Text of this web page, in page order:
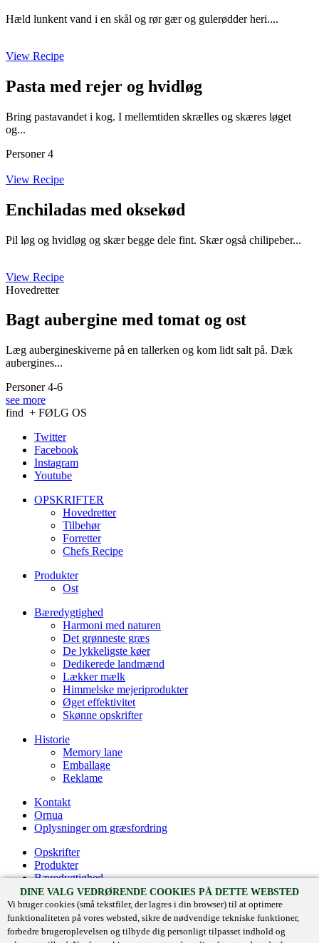
DINE VALG VEDRØRENDE COOKIES PÅ DETTE WEBSTED
Vi bruger cookies (små tekstfiler, der lagres i din browser) til at optimere
funktionaliteten på vores websted, sikre de nødvendige tekniske funktioner,
forbedre brugeroplevelsen og tilbyde dig personligt tilpasset indhold og
Hæld lunkent vand i en skål og rør gær og gulerødder heri....
View Recipe
Pasta med rejer og hvidløg
Bring pastavandet i kog. I mellemtiden skrælles og skæres løget
og...
Personer 4
View Recipe
Enchiladas med oksekød
Pil løg og hvidløg og skær begge dele fint. Skær også chilipeber...
View Recipe
Hovedretter
Bagt aubergine med tomat og ost
Læg aubergineskiverne på en tallerken og kom lidt salt på. Dæk
aubergines...
Personer 4-6
see more
find + FØLG OS
Twitter
Facebook
Instagram
Youtube
OPSKRIFTER
Hovedretter
Tilbehør
Forretter
Chefs Recipe
Produkter
Ost
Bæredygtighed
Harmoni med naturen
Det grønneste græs
De lykkeligste køer
Dedikerede landmænd
Lækker mælk
Himmelske mejeriprodukter
Øget effektivitet
Skønne opskrifter
Historie
Memory lane
Emballage
Reklame
Kontakt
Ornua
Oplysninger om græsfordring
Opskrifter
Produkter
Bæredygtighed
Historie
Kreate with Kerrygold
Kontakt